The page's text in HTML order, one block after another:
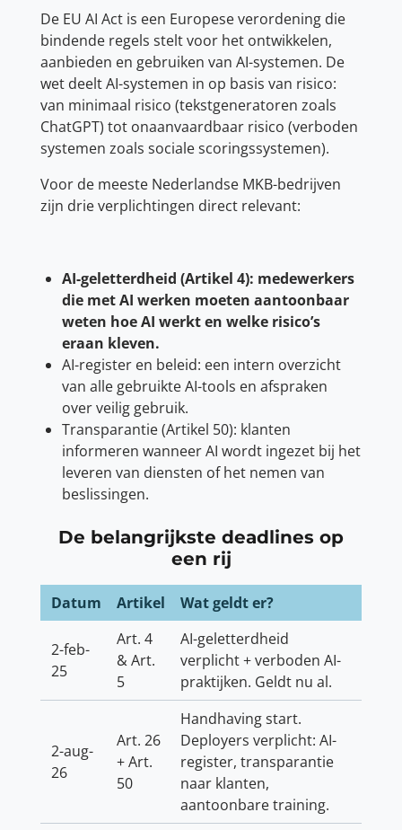
De EU AI Act is een Europese verordening die
bindende regels stelt voor het ontwikkelen,
aanbieden en gebruiken van AI-systemen. De
wet deelt AI-systemen in op basis van risico:
van minimaal risico (tekstgeneratoren zoals
ChatGPT) tot onaanvaardbaar risico (verboden
systemen zoals sociale scoringssystemen).
Voor de meeste Nederlandse MKB-bedrijven
zijn drie verplichtingen direct relevant:
AI-geletterdheid (Artikel 4): medewerkers
die met AI werken moeten aantoonbaar
weten hoe AI werkt en welke risico’s
eraan kleven.
AI-register en beleid: een intern overzicht
van alle gebruikte AI-tools en afspraken
over veilig gebruik.
Transparantie (Artikel 50): klanten
informeren wanneer AI wordt ingezet bij het
leveren van diensten of het nemen van
beslissingen.
De belangrijkste deadlines op
een rij
Datum Artikel Wat geldt er?
2-feb-
25
Art. 4
& Art.
5
AI-geletterdheid
verplicht + verboden AI-
praktijken. Geldt nu al.
2-aug-
26
Art. 26
+ Art.
50
Handhaving start.
Deployers verplicht: AI-
register, transparantie
naar klanten,
aantoonbare training.